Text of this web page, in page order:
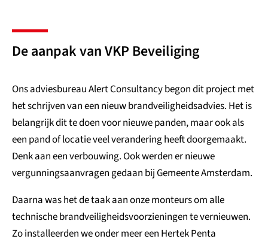
De aanpak van VKP Beveiliging
Ons adviesbureau Alert Consultancy begon dit project met
het schrijven van een nieuw brandveiligheidsadvies. Het is
belangrijk dit te doen voor nieuwe panden, maar ook als
een pand of locatie veel verandering heeft doorgemaakt.
Denk aan een verbouwing. Ook werden er nieuwe
vergunningsaanvragen gedaan bij Gemeente Amsterdam.
Daarna was het de taak aan onze monteurs om alle
technische brandveiligheidsvoorzieningen te vernieuwen.
Zo installeerden we onder meer een Hertek Penta